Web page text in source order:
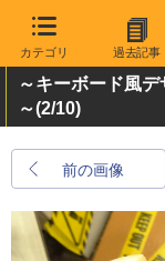
カテゴリ 過去記事
～キーボード風
～(2/10)
前の画像